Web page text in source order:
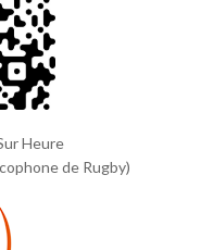
Heure
de Rugby)